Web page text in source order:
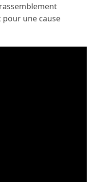
une cause